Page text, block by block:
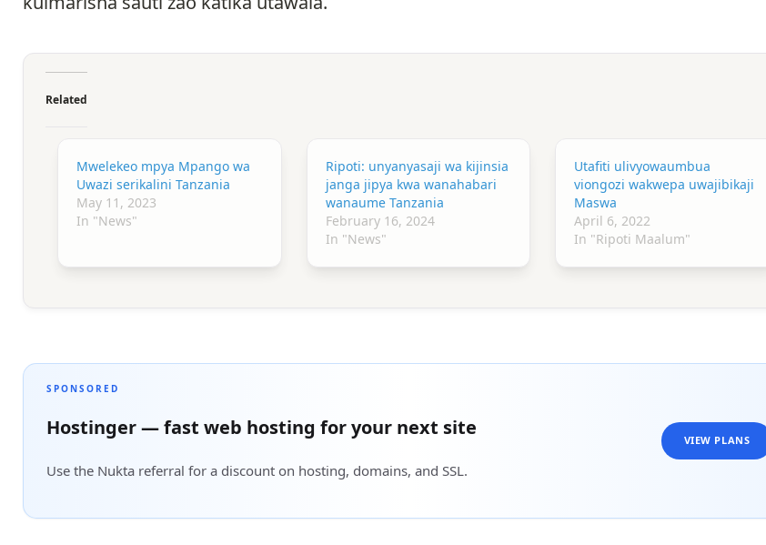
Related
Mwelekeo mpya Mpango wa
Uwazi serikalini Tanzania
May 11, 2023
In "News"
Ripoti: unyanyasaji wa kijinsia
janga jipya kwa wanahabari
wanaume Tanzania
February 16, 2024
In "News"
Utafiti ulivyowaumbua
viongozi wakwepa uwajibikaji
Maswa
April 6, 2022
In "Ripoti Maalum"
SPONSORED
Hostinger — fast web hosting for your next site
Use the Nukta referral for a discount on hosting, domains, and SSL.
VIEW PLANS